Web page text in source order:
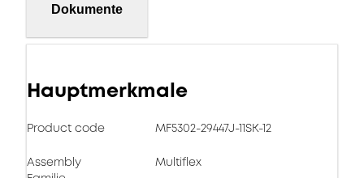
Dokumente
Hauptmerkmale
Product code MF5302-29447J-11SK-12
Assembly
Multiflex